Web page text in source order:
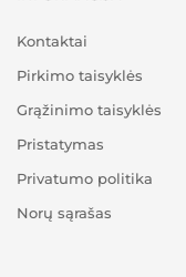
Kontaktai
Pirkimo taisyklės
Grąžinimo taisyklės
Pristatymas
Privatumo politika
Norų sąrašas